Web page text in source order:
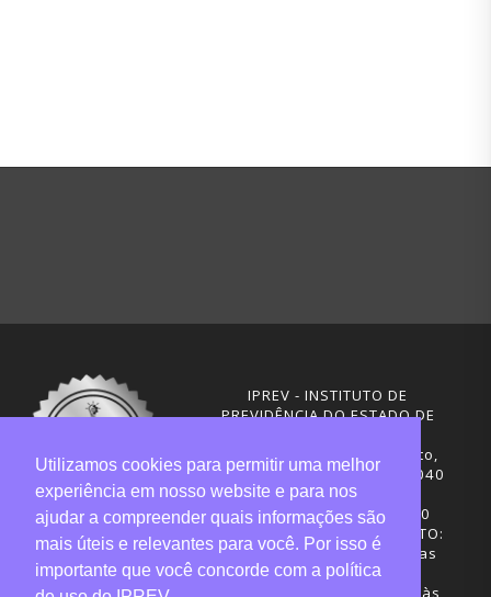
IPREV - INSTITUTO DE
PREVIDÊNCIA DO ESTADO DE
Rua Visconde de Ouro Preto,
291 – Centro - CEP: 88020-040
Florianópolis - SC
Telefones: (48) 3665-4600
HORÁRIO DE FUNCIONAMENTO:
Central de Atendimento: das
12h30 às 18h
Sede administrativa: 7h30 às
Utilizamos cookies para permitir uma melhor
experiência em nosso website e para nos
ajudar a compreender quais informações são
mais úteis e relevantes para você. Por isso é
importante que você concorde com a política